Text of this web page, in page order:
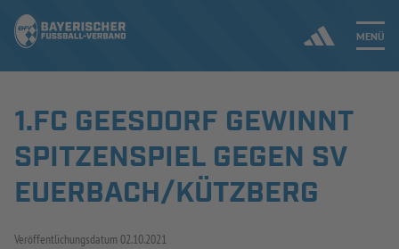
MENÜ
Jetzt einloggen
ERGEBNISSE & WETTBEWERBE
1.FC GEESDORF GEWINNT
SPITZENSPIEL GEGEN SV
EUERBACH/KÜTZBERG
Veröffentlichungsdatum 02.10.2021